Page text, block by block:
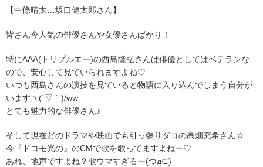
【中條晴太…坂口健太郎さん】
皆さん今人気の俳優さんや女優さんばかり！
特にAAA(トリプルエー)の西島隆弘さんは俳優としてはベテランな
ので、安心して見ていられますよね♡
いつも西島さんの演技を見ていると物語に入り込んでしまう自分が
いますヽ(´▽｀)/ww
とても魅力的な俳優さん♪
そして現在どのドラマや映画でも引っ張りダコの高畑充希さん☆
今『ドコモ光の』のCMで歌を歌ってますよねー♡
あれ、地声ですよね？歌ウマすぎるー(つд⊂)